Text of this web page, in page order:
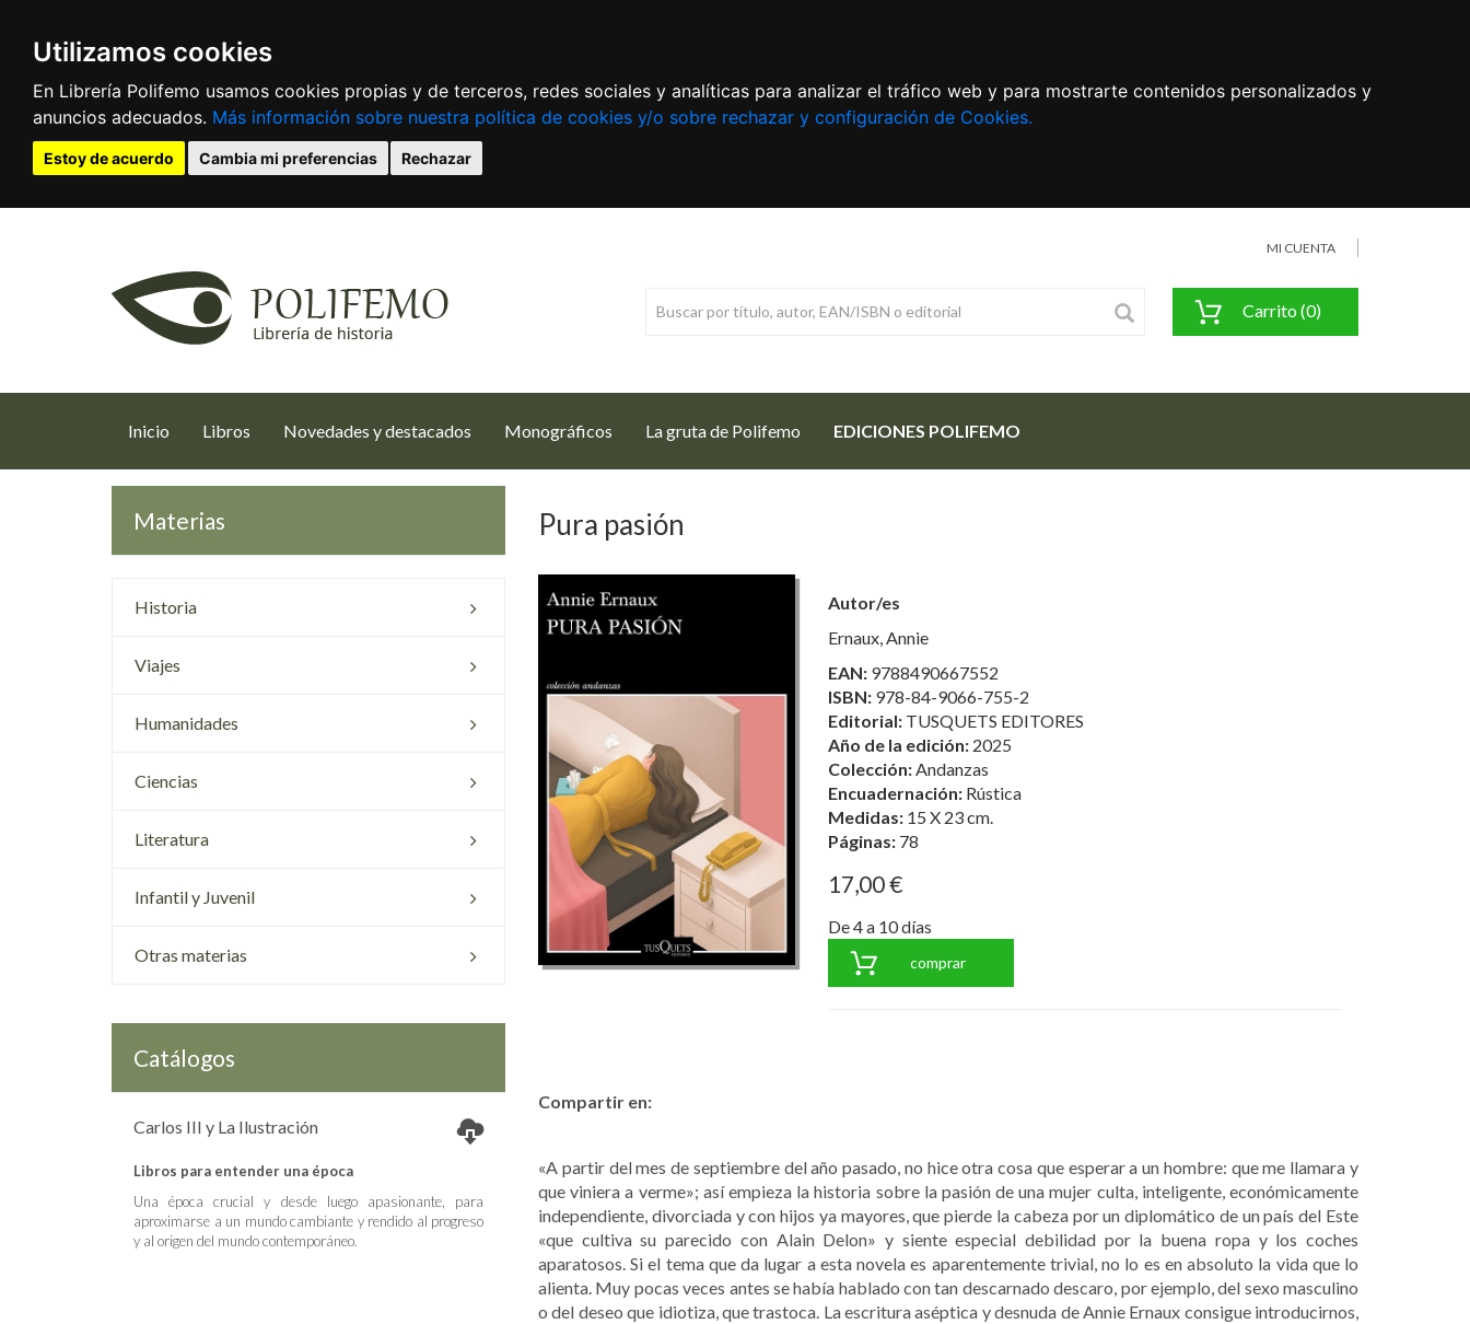
Utilizamos cookies
En Librería Polifemo usamos cookies propias y de terceros, redes sociales y analíticas para analizar el tráfico web y para mostrarte contenidos personalizados y
anuncios adecuados. Más información sobre nuestra política de cookies y/o sobre rechazar y configuración de Cookies.
Estoy de acuerdo Cambia mi preferencias Rechazar
MI CUENTA
Carrito (0)
Inicio (current)
Libros Novedades y destacados Monográficos La gruta de Polifemo EDICIONES POLIFEMO
Materias
Historia
Viajes
Humanidades
Ciencias
Literatura
Infantil y Juvenil
Otras materias
Catálogos
Carlos III y La Ilustración
Libros para entender una época
Una época crucial y desde luego apasionante, para
aproximarse a un mundo cambiante y rendido al progreso
y al origen del mundo contemporáneo.
Pura pasión
Autor/es
Ernaux, Annie
EAN: 9788490667552
ISBN: 978-84-9066-755-2
Editorial: TUSQUETS EDITORES
Año de la edición: 2025
Colección:Andanzas
Encuadernación: Rústica
Medidas: 15 X 23 cm.
Páginas: 78
17,00 €
De 4 a 10 días
comprar
Compartir en:
«A partir del mes de septiembre del año pasado, no hice otra cosa que esperar a un hombre: que me llamara y
que viniera a verme»; así empieza la historia sobre la pasión de una mujer culta, inteligente, económicamente
independiente, divorciada y con hijos ya mayores, que pierde la cabeza por un diplomático de un país del Este
«que cultiva su parecido con Alain Delon» y siente especial debilidad por la buena ropa y los coches
aparatosos. Si el tema que da lugar a esta novela es aparentemente trivial, no lo es en absoluto la vida que lo
alienta. Muy pocas veces antes se había hablado con tan descarnado descaro, por ejemplo, del sexo masculino
o del deseo que idiotiza, que trastoca. La escritura aséptica y desnuda de Annie Ernaux consigue introducirnos,